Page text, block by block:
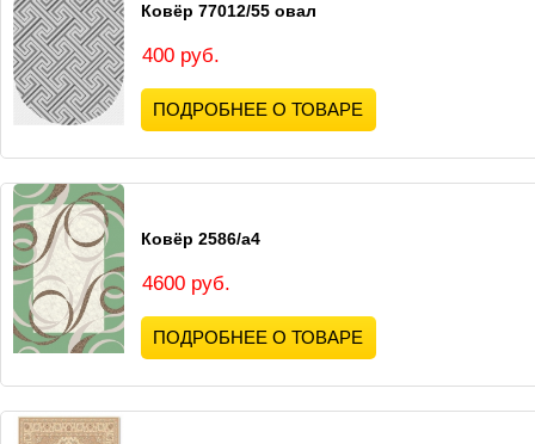
Ковёр 77012/55 овал
400 руб.
ПОДРОБНЕЕ О ТОВАРЕ
Ковёр 2586/а4
4600 руб.
ПОДРОБНЕЕ О ТОВАРЕ